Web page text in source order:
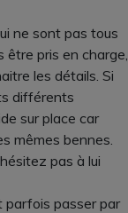
ne sont pas tous
pris en charge,
les détails. Si
différents
sur place car
mêmes bennes.
pas à lui
parfois passer par